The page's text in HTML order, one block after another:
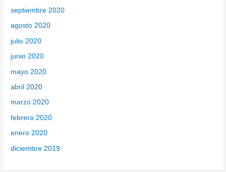
septiembre 2020
agosto 2020
julio 2020
junio 2020
mayo 2020
abril 2020
marzo 2020
febrero 2020
enero 2020
diciembre 2019